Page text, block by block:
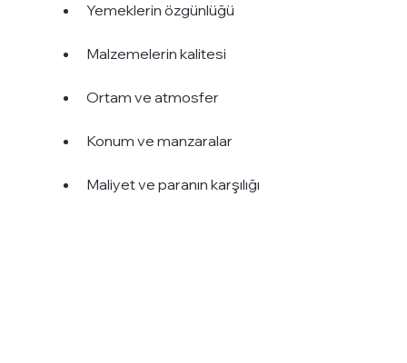
Yemeklerin özgünlüğü
Malzemelerin kalitesi
Ortam ve atmosfer
Konum ve manzaralar
Maliyet ve paranın karşılığı